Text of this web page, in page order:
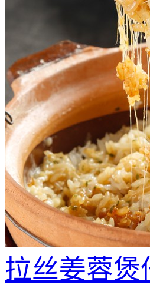
拉丝姜蓉煲